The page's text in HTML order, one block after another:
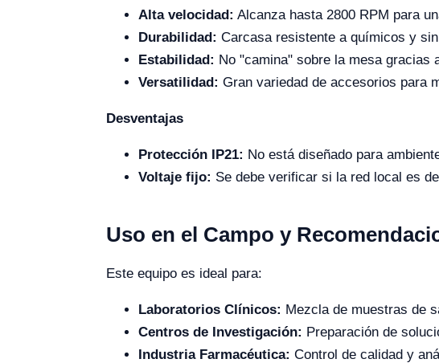
Alta velocidad: Alcanza hasta 2800 RPM para
Durabilidad: Carcasa resistente a químicos y
Estabilidad: No "camina" sobre la mesa gracias
Versatilidad: Gran variedad de accesorios para
Desventajas
Protección IP21: No está diseñado para
Voltaje fijo: Se debe verificar si la red local es
Uso en el Campo y
Este equipo es ideal para:
Laboratorios Clínicos: Mezcla de muestras de
Centros de Investigación: Preparación de
Industria Farmacéutica: Control de calidad y